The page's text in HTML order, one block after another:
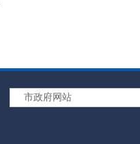
市政府网站